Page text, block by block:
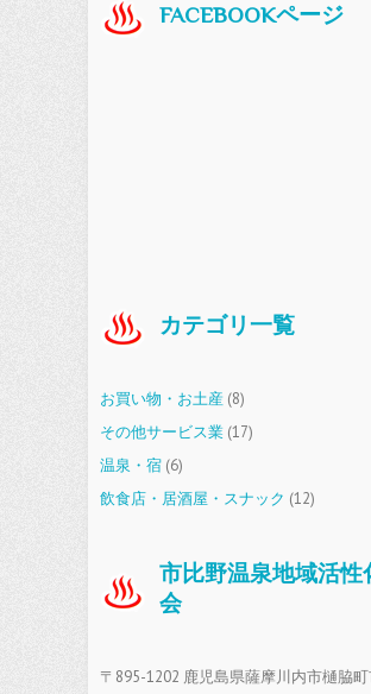
FACEBOOKページ
カテゴリ一覧
お買い物・お土産 (8)
その他サービス業 (17)
温泉・宿 (6)
飲食店・居酒屋・スナック (12)
市比野温泉地域活性
会
〒895-1202 鹿児島県薩摩川内市樋脇